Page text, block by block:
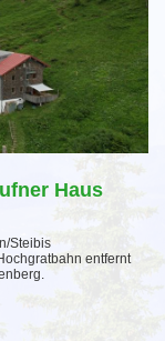
Haus
Steibis
entfernt